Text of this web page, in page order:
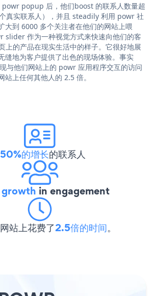
popup 后，他们boost 的联系人数量超
真实联系人），并且 steadily 利用 powr 社
大到 6000 多个关注者在他们的网站上喂
slider 作为一种视觉方式来快速向他们的客
上的产品在现实生活中的样子。它很好地展
缝地为客户提供了出色的现场体验。事实
与他们网站上的 powr 应用程序交互的访问
站上任何其他人的 2.5 倍。
的增长的联系人
in engagement
站上花费了2.5倍的时间。